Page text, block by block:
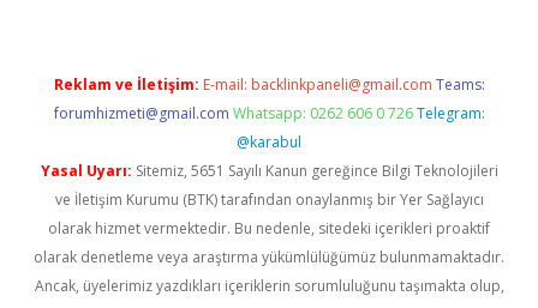
Reklam ve İletişim: E-mail: backlinkpaneli@gmail.com Teams:
forumhizmeti@gmail.com Whatsapp: 0262 606 0 726 Telegram:
@karabul
Yasal Uyarı: Sitemiz, 5651 Sayılı Kanun gereğince Bilgi Teknolojileri
ve İletişim Kurumu (BTK) tarafından onaylanmış bir Yer Sağlayıcı
olarak hizmet vermektedir. Bu nedenle, sitedeki içerikleri proaktif
olarak denetleme veya araştırma yükümlülüğümüz bulunmamaktadır.
Ancak, üyelerimiz yazdıkları içeriklerin sorumluluğunu taşımakta olup,